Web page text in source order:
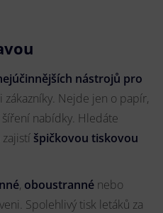
nástrojů pro
zákazníky. Nejde jen o papír,
nabídky. Hledáte
špičkovou tiskovou
, oboustranné nebo
Spolehlivý tisk letáků za